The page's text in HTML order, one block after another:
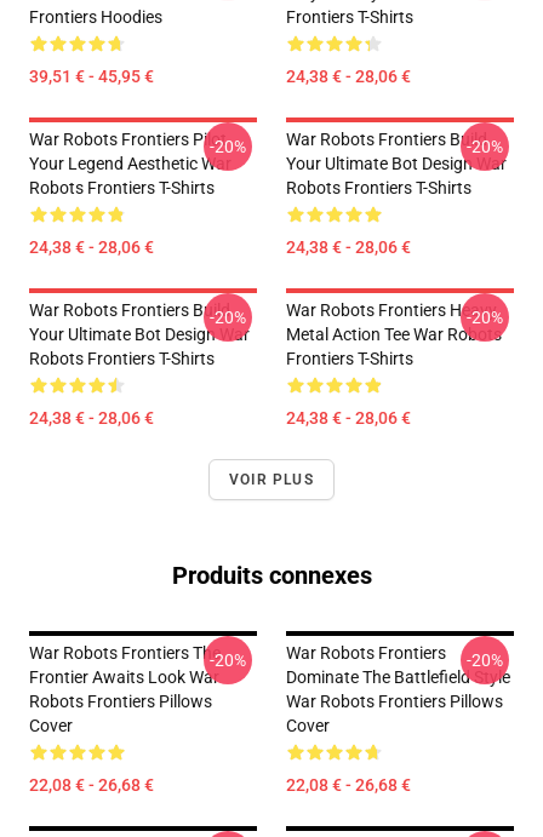
Frontiers Hoodies
39,51 € - 45,95 €
Frontiers T-Shirts
24,38 € - 28,06 €
War Robots Frontiers Pilot
Your Legend Aesthetic War
Robots Frontiers T-Shirts
24,38 € - 28,06 €
-20%
War Robots Frontiers Build
Your Ultimate Bot Design War
Robots Frontiers T-Shirts
24,38 € - 28,06 €
-20%
War Robots Frontiers Build
Your Ultimate Bot Design War
Robots Frontiers T-Shirts
24,38 € - 28,06 €
-20%
War Robots Frontiers Heavy
Metal Action Tee War Robots
Frontiers T-Shirts
24,38 € - 28,06 €
-20%
VOIR PLUS
Produits connexes
War Robots Frontiers The
Frontier Awaits Look War
Robots Frontiers Pillows
Cover
22,08 € - 26,68 €
-20%
War Robots Frontiers
Dominate The Battlefield Style
War Robots Frontiers Pillows
Cover
22,08 € - 26,68 €
-20%